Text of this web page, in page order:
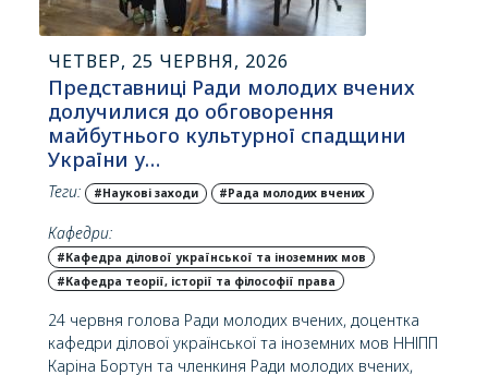
ЧЕТВЕР, 25 ЧЕРВНЯ, 2026
Представниці Ради молодих вчених
долучилися до обговорення
майбутнього культурної спадщини
України у…
Теги: #Наукові заходи #Рада молодих вчених
Кафедри:
#Кафедра ділової української та іноземних мов
#Кафедра теорії, історії та філософії права
24 червня голова Ради молодих вчених, доцентка
кафедри ділової української та іноземних мов ННІПП
Каріна Бортун та членкиня Ради молодих вчених,